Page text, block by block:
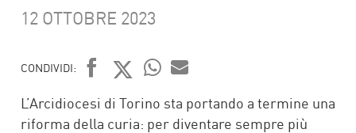
12 OTTOBRE 2023
CONDIVIDI:
FACEBOOK
TWITTER
WHATSAPP
MAIL
L’Arcidiocesi di Torino sta portando a termine una
riforma della curia: per diventare sempre più